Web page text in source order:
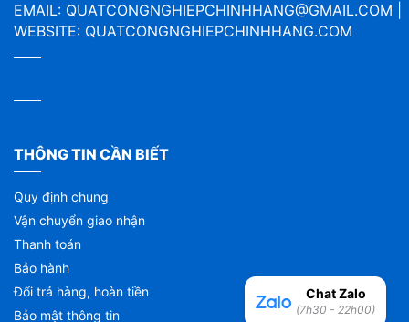
EMAIL: QUATCONGNGHIEPCHINHHANG@GMAIL.COM
WEBSITE: QUATCONGNGHIEPCHINHHANG.COM
THÔNG TIN CẦN BIẾT
Quy định chung
Vận chuyển giao nhận
Thanh toán
Bảo hành
Đổi trả hàng, hoàn tiền
Bảo mật thông tin
Chat Zalo
(7h30 - 22h00)